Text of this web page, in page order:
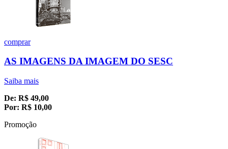
comprar
AS IMAGENS DA IMAGEM DO SESC
Saiba mais
De: R$ 49,00
Por: R$ 10,00
Promoção